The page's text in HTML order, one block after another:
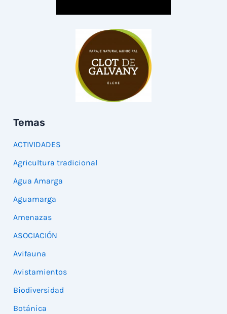
Temas
ACTIVIDADES
Agricultura tradicional
Agua Amarga
Aguamarga
Amenazas
ASOCIACIÓN
Avifauna
Avistamientos
Biodiversidad
Botánica